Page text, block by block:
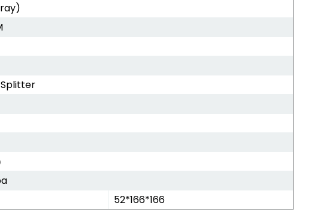
Splitter
52*166*166